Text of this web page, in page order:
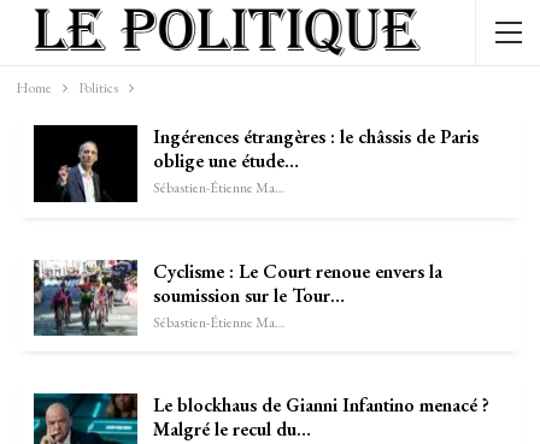
Home Politics
Ingérences étrangères : le châssis de Paris
oblige une étude…
Sébastien-Étienne Marechal
Cyclisme : Le Court renoue envers la
soumission sur le Tour…
Sébastien-Étienne Marechal
Le blockhaus de Gianni Infantino menacé ?
Malgré le recul du…